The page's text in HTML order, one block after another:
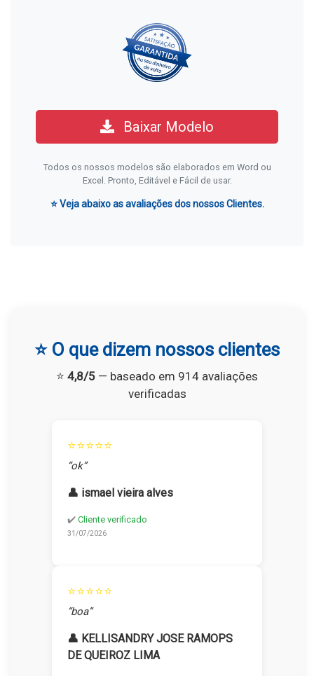
Baixar Modelo
Todos os nossos modelos são elaborados em Word ou
Excel. Pronto, Editável e Fácil de usar.
⭐ Veja abaixo as avaliações dos nossos Clientes.
⭐ O que dizem nossos clientes
⭐ 4,8/5 — baseado em 914 avaliações
verificadas
⭐⭐⭐⭐⭐
“ok”
👤 ismael vieira alves
✔️ Cliente verificado
31/07/2026
⭐⭐⭐⭐⭐
“boa”
👤 KELLISANDRY JOSE RAMOPS
DE QUEIROZ LIMA